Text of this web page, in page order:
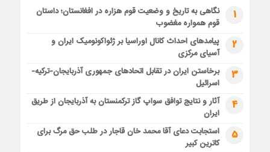
1
نگاهی به تاریخ و وضعیت قوم هزاره در افغانستان؛ داستان
قوم همواره مغضوب
2
پیامدهای احداث کانال اوراسیا بر ژئواکونومیک ایران و
آسیای مرکزی
3
برخاستن ایران در تقابل اتحادهای جمهوری آذربایجان-ترکیه-
اسرائیل
4
آثار و نتایج توافق سواپ گاز ترکمنستان به آذربایجان از طریق
ایران
5
استجابت دعای آقا محمد خان قاجار در طلب حق مرگ برای
کاترین کبیر